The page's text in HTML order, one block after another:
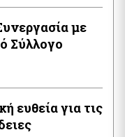
με
Σύλλογο
ευθεία για τις